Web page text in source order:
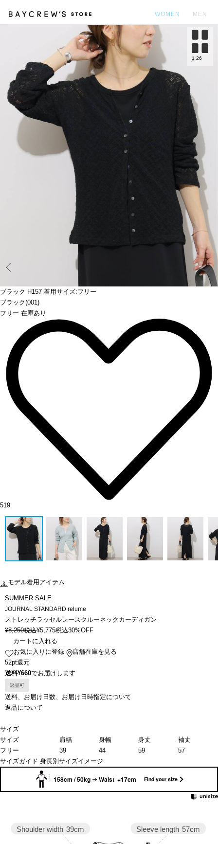
WOMEN MEN
ブラック H157 着用サイズ:フリー
ブラック(001)
フリー 在庫あり
1 26
519
モデル着用アイテム
SUMMER SALE
JOURNAL STANDARD relume
ストレッチラッセルレースクルーネックカーディガン
¥8,250税込¥5,775税込30%OFF
カートに入れる
お気に入りに登録
店舗在庫を見る
52pt還元
送料¥660でお届けします
返品可
送料、お届け日数、お届け日時指定について
返品について
サイズ
サイズ
肩幅 身幅 身丈
袖丈
フリー
39 44 59
57
サイズガイド 身長別サイズイメージ
158cm / 50kg Waist +17cm Find your size
Sleeve length 57cm
Shoulder width 39cm